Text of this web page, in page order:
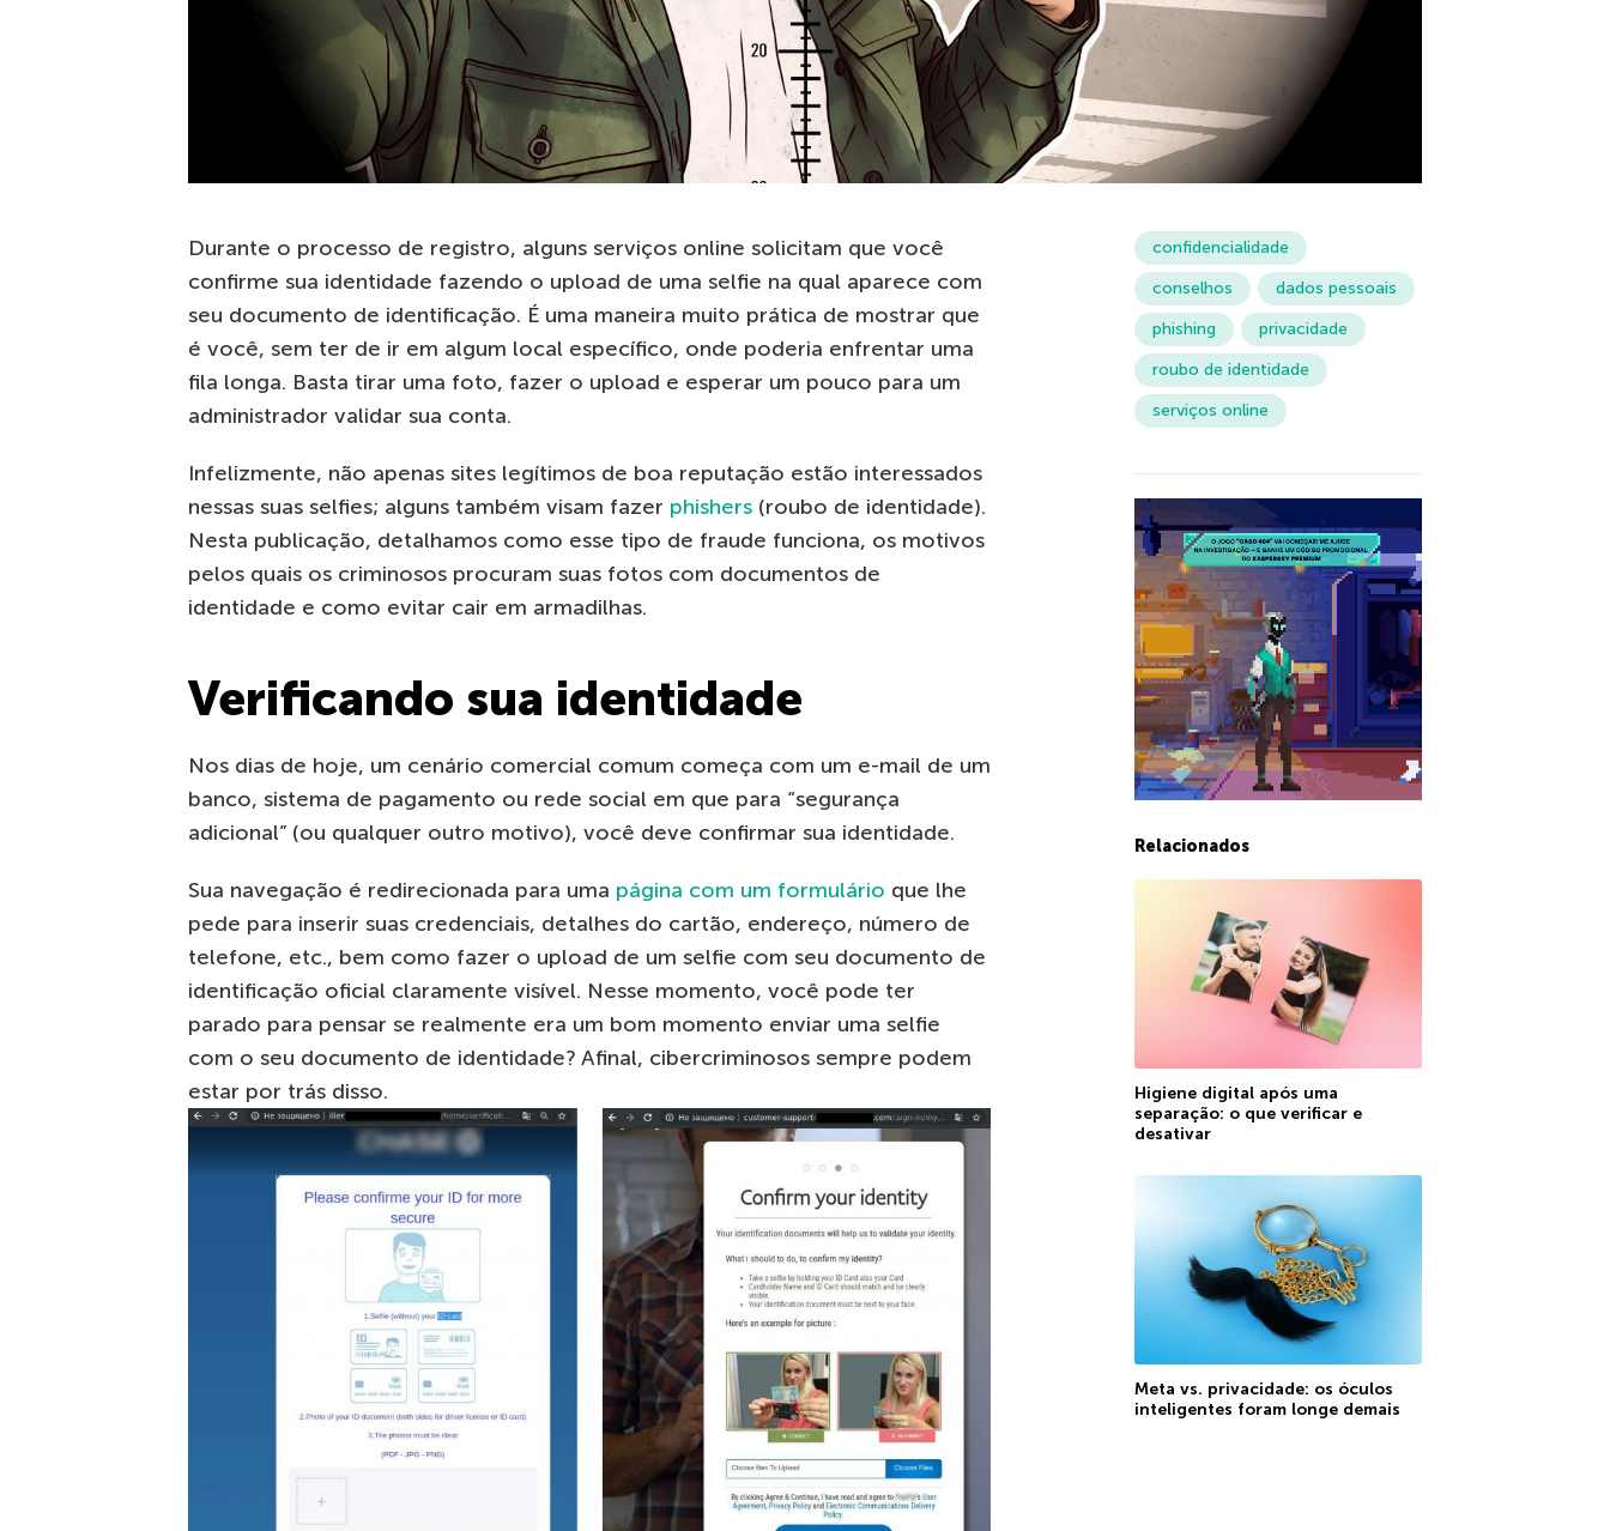
Durante o processo de registro, alguns serviços online solicitam que você
confirme sua identidade fazendo o upload de uma selfie na qual aparece com
seu documento de identificação. É uma maneira muito prática de mostrar que
é você, sem ter de ir em algum local específico, onde poderia enfrentar uma
fila longa. Basta tirar uma foto, fazer o upload e esperar um pouco para um
administrador validar sua conta.
Infelizmente, não apenas sites legítimos de boa reputação estão interessados ​​
nessas suas selfies; alguns também visam fazer phishers (roubo de identidade).
Nesta publicação, detalhamos como esse tipo de fraude funciona, os motivos
pelos quais os criminosos procuram suas fotos com documentos de
identidade e como evitar cair em armadilhas.
Verificando sua identidade
Nos dias de hoje, um cenário comercial comum começa com um e-mail de um
banco, sistema de pagamento ou rede social em que para “segurança
adicional” (ou qualquer outro motivo), você deve confirmar sua identidade.
Sua navegação é redirecionada para uma página com um formulário que lhe
pede para inserir suas credenciais, detalhes do cartão, endereço, número de
telefone, etc., bem como fazer o upload de um selfie com seu documento de
identificação oficial claramente visível. Nesse momento, você pode ter
parado para pensar se realmente era um bom momento enviar uma selfie
com o seu documento de identidade? Afinal, cibercriminosos sempre podem
estar por trás disso.
confidencialidade
conselhos
dados pessoais
phishing
privacidade
roubo de identidade
serviços online
Relacionados
Higiene digital após uma
separação: o que verificar e
desativar
Meta vs. privacidade: os óculos
inteligentes foram longe demais